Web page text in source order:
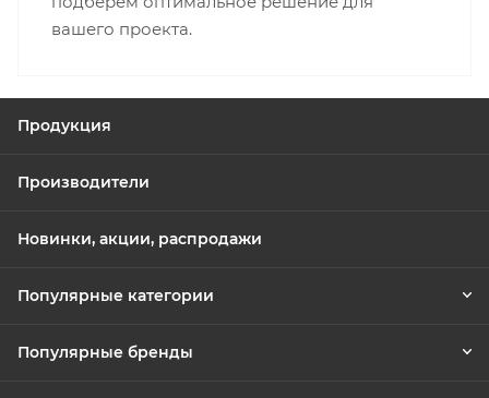
вашего проекта.
Продукция
Производители
Новинки, акции, распродажи
Популярные категории
Популярные бренды